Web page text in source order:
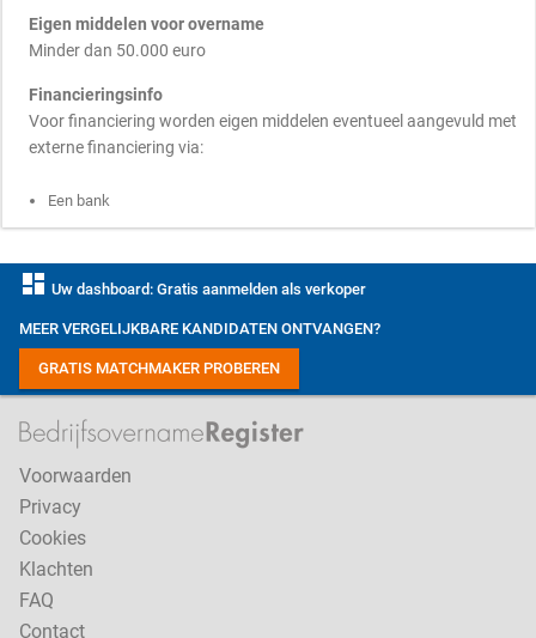
Eigen middelen voor overname
Minder dan 50.000 euro
Financieringsinfo
Voor financiering worden eigen middelen eventueel aangevuld met
externe financiering via:
Een bank
dashboard Uw dashboard: Gratis aanmelden als verkoper
MEER VERGELIJKBARE KANDIDATEN ONTVANGEN?
GRATIS MATCHMAKER PROBEREN
Voorwaarden
Privacy
Cookies
Klachten
FAQ
Contact